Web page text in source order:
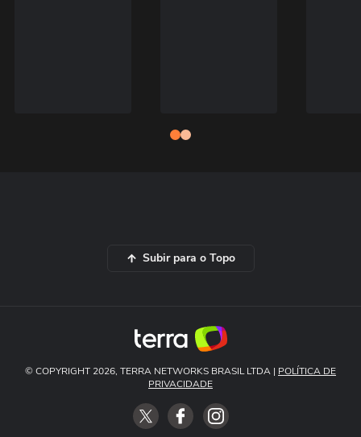
Subir para o Topo
© COPYRIGHT 2026, TERRA NETWORKS BRASIL LTDA | POLÍTICA DE
PRIVACIDADE